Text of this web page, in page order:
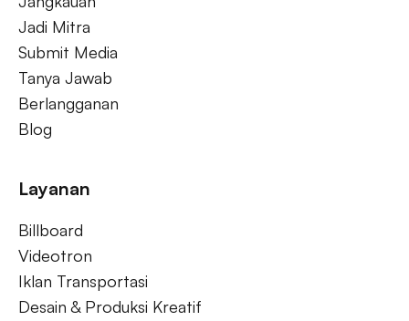
Jadi Mitra
Submit Media
Tanya Jawab
Berlangganan
Blog
Layanan
Billboard
Videotron
Iklan Transportasi
Desain & Produksi Kreatif